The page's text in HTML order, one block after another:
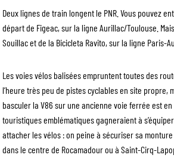
Deux lignes de train longent le PNR. Vous pouvez
départ de Figeac, sur la ligne Aurillac/Toulouse.
Souillac et de la Bicicleta Ravito, sur la ligne Paris-
Les voies vélos balisées empruntent toutes des
l’heure très peu de pistes cyclables en site propre,
basculer la V86 sur une ancienne voie ferrée est
touristiques emblématiques gagneraient à
attacher les vélos : on peine à sécuriser sa
dans le centre de Rocamadour ou à Saint-Cirq-